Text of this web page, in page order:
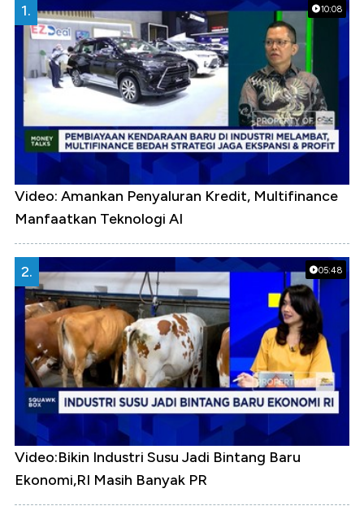
10:08
1.
Video: Amankan Penyaluran Kredit, Multifinance
Manfaatkan Teknologi AI
05:48
2.
Video:Bikin Industri Susu Jadi Bintang Baru
Ekonomi,RI Masih Banyak PR